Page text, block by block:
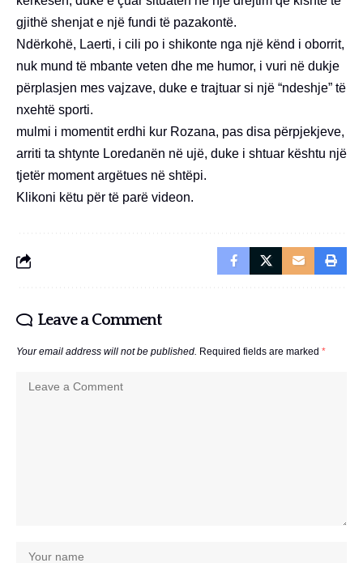
gjithë shenjat e një fundi të pazakontë.
Ndërkohë, Laerti, i cili po i shikonte nga një kënd i oborrit,
nuk mund të mbante veten dhe me humor, i vuri në dukje
përplasjen mes vajzave, duke e trajtuar si një “ndeshje” të
nxehtë sporti.
mulmi i momentit erdhi kur Rozana, pas disa përpjekjeve,
arriti ta shtynte Loredanën në ujë, duke i shtuar kështu një
tjetër moment argëtues në shtëpi.
Klikoni këtu për të parë videon.
Leave a Comment
Your email address will not be published. Required fields are marked *